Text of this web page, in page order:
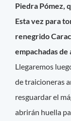
Piedra Pómez,
Esta vez para
renegrido
empachadas
Llegaremos
de traicioneras
resguardar el
abrirán huella